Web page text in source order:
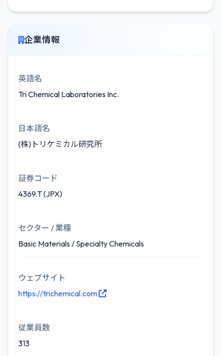
企業情報
英語名
Tri Chemical Laboratories Inc.
日本語名
(株)トリケミカル研究所
証券コード
4369.T (JPX)
セクター / 業種
Basic Materials / Specialty Chemicals
ウェブサイト
https://trichemical.com
従業員数
313